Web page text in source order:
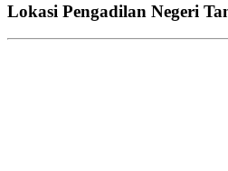
Lokasi Pengadilan Negeri